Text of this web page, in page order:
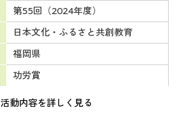
第55回（2024年度）
日本文化・ふるさと共創教育
福岡県
功労賞
活動内容を詳しく見る